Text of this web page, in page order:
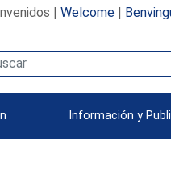
| Welcome|
Información y